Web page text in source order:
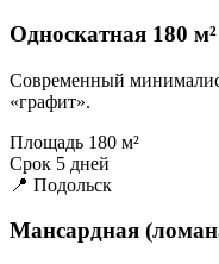
Односкатная 180 м²
Современный
«графит».
Площадь 180 м²
Срок 5 дней
📍 Подольск
Мансардная